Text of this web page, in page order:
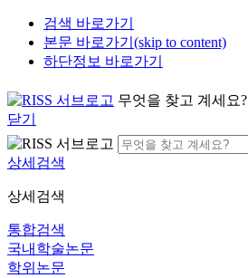
검색 바로가기
본문 바로가기(skip to content)
하단정보 바로가기
무엇을 찾고 계세요?
닫기
상세검색
상세검색
통합검색
국내학술논문
학위논문